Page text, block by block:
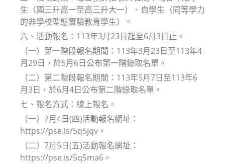
生（國三升高一至高三升大一）、自學生（同等學力
的非學校型態實驗教育學生）。
六、活動報名：113年3月23日起至6月3日止。
（一）第一階段報名期間：113年3月23日至113年4
月29日，於5月6日公布第一階錄取名單。
（二）第二階段報名期間：113年5月7日至113年6
月3日，於6月4日公布第二階錄取名單。
七、報名方式：線上報名。
（一）7月4日(四)活動報名網址：
https://pse.is/5q5jqv。
（二）7月5日(五)活動報名網址：
https://pse.is/5q5ma6。